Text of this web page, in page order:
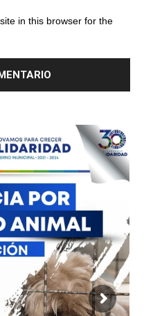
in this browser for the